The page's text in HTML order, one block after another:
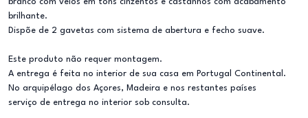
brilhante.
Dispõe de 2 gavetas com sistema de abertura e fecho suave.
Este produto não requer montagem.
A entrega é feita no interior de sua casa em Portugal Continental.
No arquipélago dos Açores, Madeira e nos restantes países
serviço de entrega no interior sob consulta.